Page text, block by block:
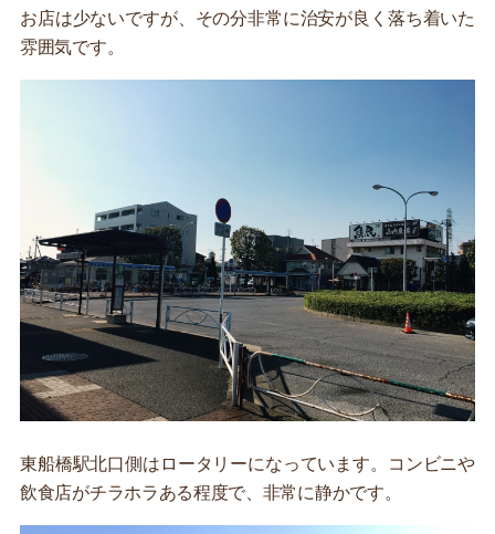
お店は少ないですが、その分非常に治安が良く落ち着いた
雰囲気です。
東船橋駅北口側はロータリーになっています。コンビニや
飲食店がチラホラある程度で、非常に静かです。